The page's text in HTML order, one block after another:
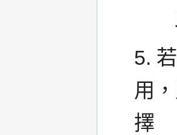
5.
用
擇